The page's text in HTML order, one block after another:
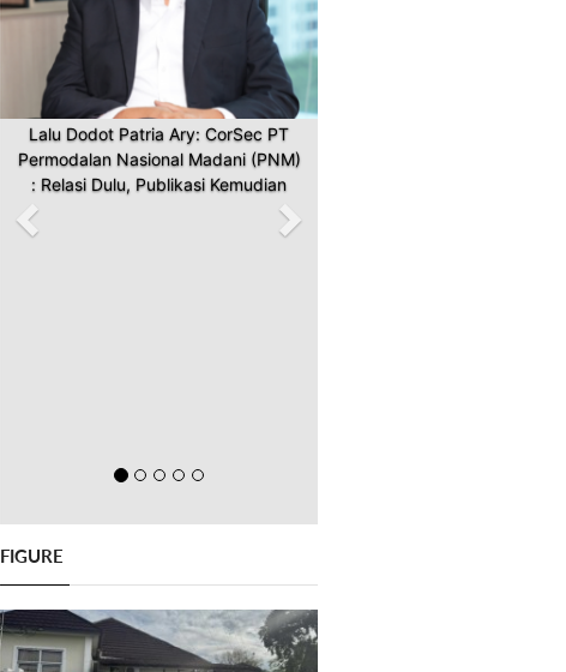
Lalu Dodot Patria Ary: CorSec PT
Permodalan Nasional Madani (PNM)
: Relasi Dulu, Publikasi Kemudian
FIGURE
Previous Next